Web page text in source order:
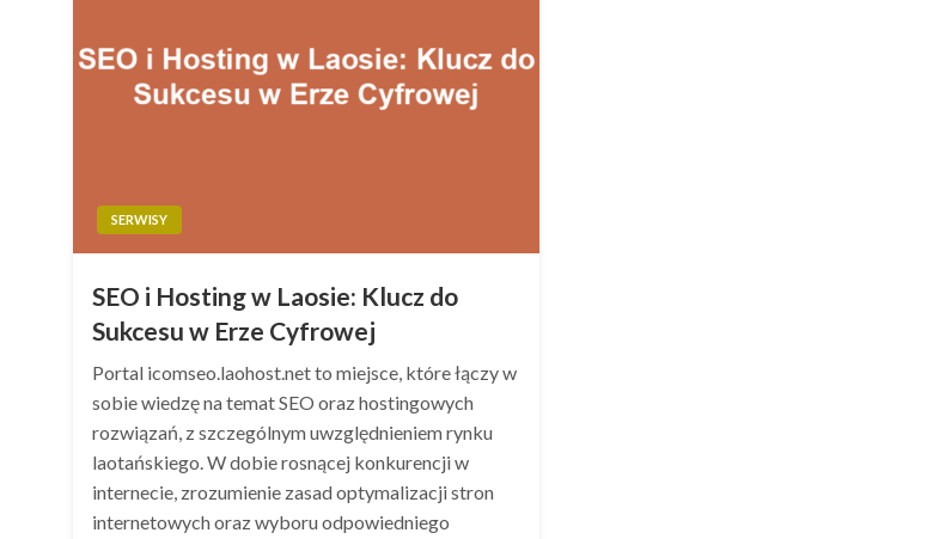
SERWISY
SEO i Hosting w Laosie: Klucz do
Sukcesu w Erze Cyfrowej
Portal icomseo.laohost.net to miejsce, które łączy w
sobie wiedzę na temat SEO oraz hostingowych
rozwiązań, z szczególnym uwzględnieniem rynku
laotańskiego. W dobie rosnącej konkurencji w
internecie, zrozumienie zasad optymalizacji stron
internetowych oraz wyboru odpowiedniego